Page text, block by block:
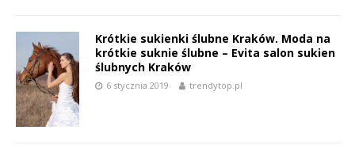
Krótkie sukienki ślubne Kraków. Moda na
krótkie suknie ślubne – Evita salon sukien
ślubnych Kraków
6 stycznia 2019 trendytop.pl